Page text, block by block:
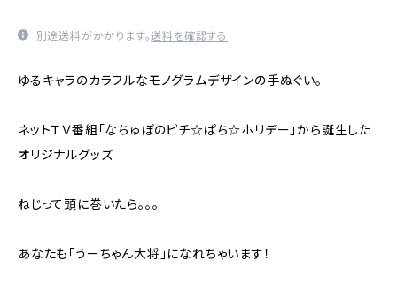
別途送料がかかります。送料を確認する
ゆるキャラのカラフルなモノグラムデザインの手ぬぐい。
ネットＴＶ番組「なちゅぽのピチ☆ぱち☆ホリデー」から誕生した
オリジナルグッズ
ねじって頭に巻いたら。。。
あなたも「うーちゃん大将」になれちゃいます！